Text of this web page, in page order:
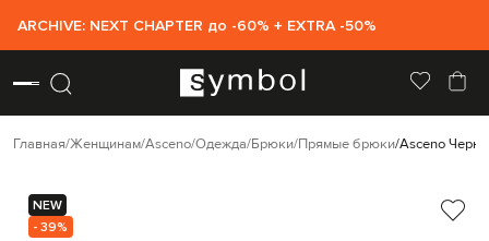
ARCHIVE: NEXT CHAPTER до -60% + EXTRA -50%
Главная Женщинам Asceno Одежда Брюки Прямые брюки Asceno
NEW
- 39%